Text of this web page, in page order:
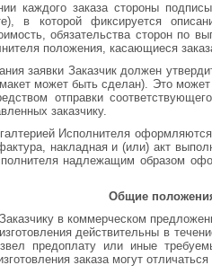
каждого заказа стороны
в которой фиксируется
обязательства сторон по
положения, касающиеся
заявки Заказчик должен
может быть сделан). Это
отправки
заказчику.
Исполнителя
накладная и (или) акт
надлежащим образом
Общие
в коммерческом
действительны в
предоплату или иные
заказа могут